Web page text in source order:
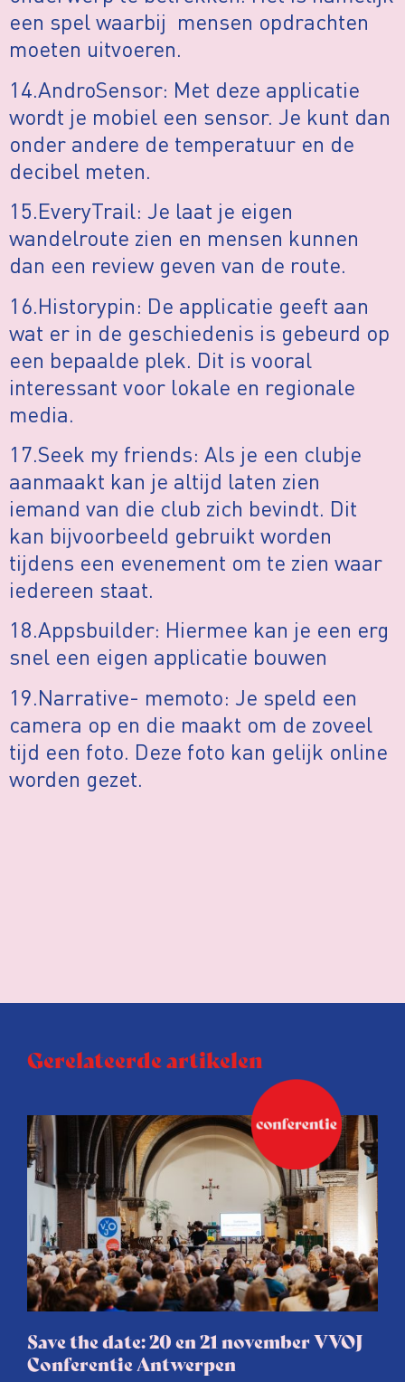
een spel waarbij mensen opdrachten
moeten uitvoeren.
14.AndroSensor: Met deze applicatie
wordt je mobiel een sensor. Je kunt dan
onder andere de temperatuur en de
decibel meten.
15.EveryTrail: Je laat je eigen
wandelroute zien en mensen kunnen
dan een review geven van de route.
16.Historypin: De applicatie geeft aan
wat er in de geschiedenis is gebeurd op
een bepaalde plek. Dit is vooral
interessant voor lokale en regionale
media.
17.Seek my friends: Als je een clubje
aanmaakt kan je altijd laten zien
iemand van die club zich bevindt. Dit
kan bijvoorbeeld gebruikt worden
tijdens een evenement om te zien waar
iedereen staat.
18.Appsbuilder: Hiermee kan je een erg
snel een eigen applicatie bouwen
19.Narrative- memoto: Je speld een
camera op en die maakt om de zoveel
tijd een foto. Deze foto kan gelijk online
worden gezet.
Gerelateerde artikelen
Save the date: 20 en 21 november VVOJ
Conferentie Antwerpen